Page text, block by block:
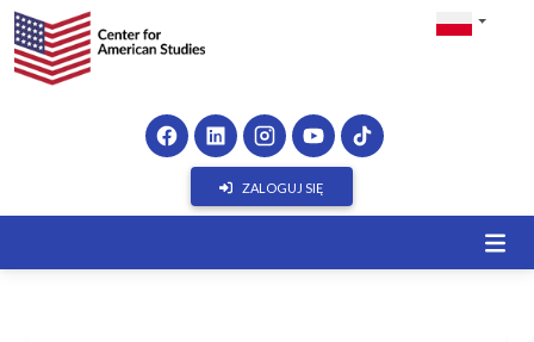
ZALOGUJ SIĘ